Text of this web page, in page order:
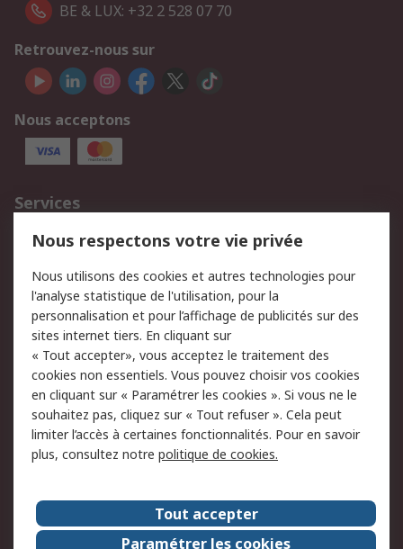
BE & LUX: +32 2 528 07 70
Retrouvez-nous sur
Nous acceptons
Services
750.000 produits
2.500 marques
Retours
Support technique
Track & trace
Legal
Politique de cookies
Sécurité des e-mails
Politique de protection
des données - Mise à
jour
Conditions générales
de vente
A propos de RS
Le groupe RS Group A propos de RS
Nous respectons votre vie privée
Nous utilisons des cookies et autres technologies pour
l'analyse statistique de l'utilisation, pour la
personnalisation et pour l’affichage de publicités sur des
sites internet tiers. En cliquant sur
« Tout accepter», vous acceptez le traitement des
cookies non essentiels. Vous pouvez choisir vos cookies
en cliquant sur « Paramétrer les cookies ». Si vous ne le
souhaitez pas, cliquez sur « Tout refuser ». Cela peut
limiter l’accès à certaines fonctionnalités. Pour en savoir
plus, consultez notre politique de cookies.
Tout accepter
Paramétrer les cookies